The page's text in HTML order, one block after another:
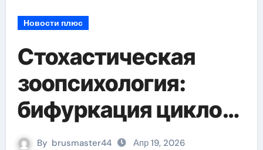
Новости плюс
Стохастическая
зоопсихология:
бифуркация циклом
Энтальпии
By brusmaster44 Апр 19, 2026